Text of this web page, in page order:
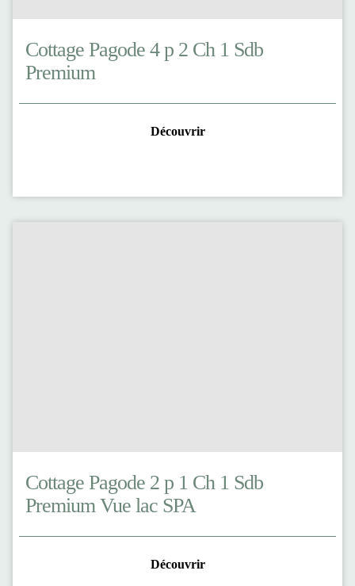
Cottage Pagode 4 p 2 Ch 1 Sdb
Premium
Découvrir
Cottage Pagode 2 p 1 Ch 1 Sdb
Premium Vue lac SPA
Découvrir